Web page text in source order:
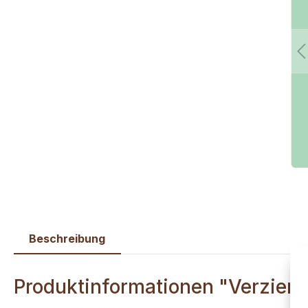
Beschreibung
Produktinformationen